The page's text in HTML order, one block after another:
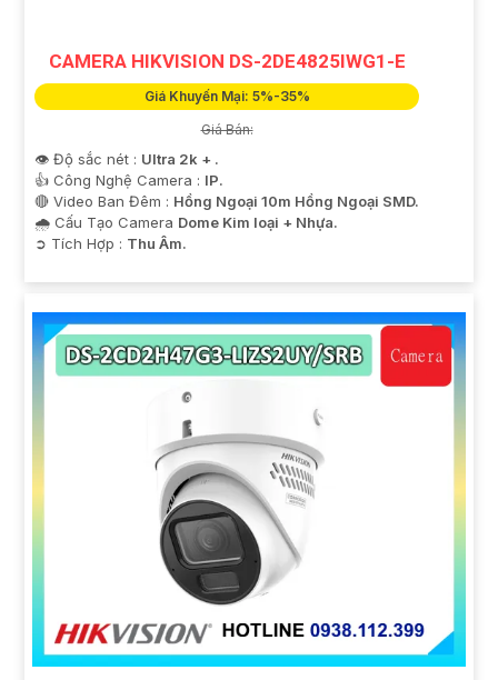
CAMERA HIKVISION DS-2DE4825IWG1-E
Giá Khuyến Mại: 5%-35%
Giá Bán:
👁 Độ sắc nét : Ultra 2k + .
👍 Công Nghệ Camera : IP.
🔴 Video Ban Đêm : Hồng Ngoại 10m Hồng Ngoại SMD.
🌧️ Cấu Tạo Camera Dome Kim loại + Nhựa.
️➲ Tích Hợp : Thu Âm.